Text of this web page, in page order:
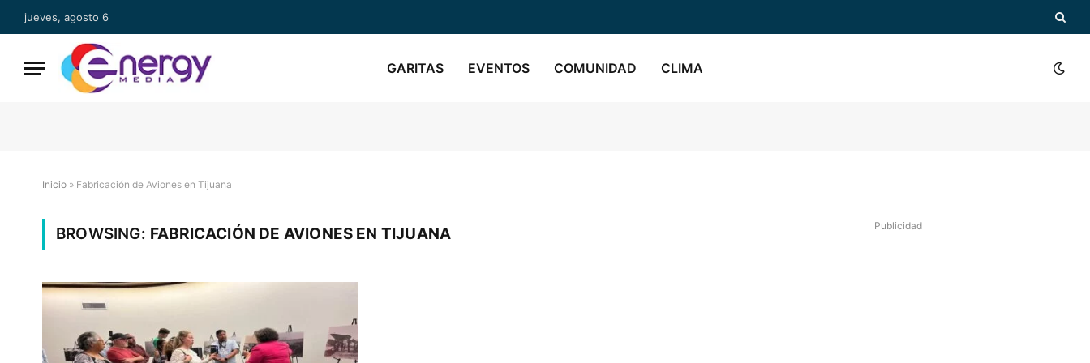
jueves, agosto 6
GARITAS EVENTOS COMUNIDAD CLIMA
Inicio » Fabricación de Aviones en Tijuana
BROWSING: FABRICACIÓN DE AVIONES EN TIJUANA Publicidad